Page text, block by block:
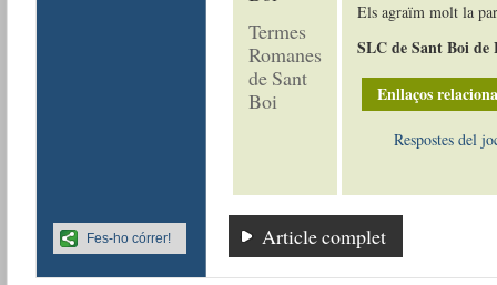
Termes
Romanes
de Sant
Boi
Els agraïm molt la
SLC de Sant Boi de
Enllaços
Respostes del
Article complet
Fes-ho córrer!